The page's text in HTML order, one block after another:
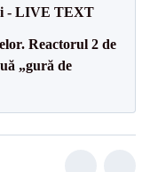
- LIVE TEXT
Reactorul 2 de
„gură de